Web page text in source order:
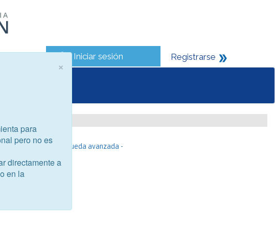
Iniciar sesión Registrarse
- Búsqueda avanzada -
×
para
pero no es
directamente a
en la